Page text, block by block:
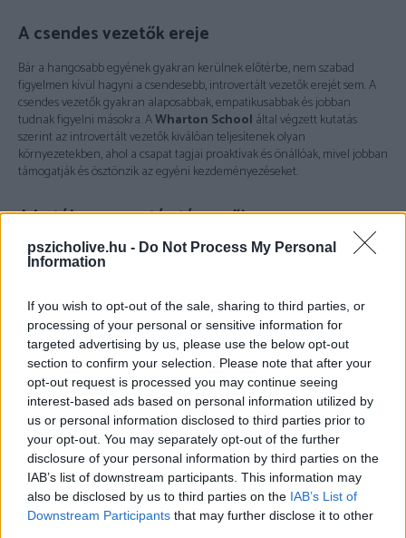
pszicholive.hu - Do Not Process My Personal
Information
If you wish to opt-out of the sale, sharing to third parties, or
processing of your personal or sensitive information for
targeted advertising by us, please use the below opt-out
section to confirm your selection. Please note that after your
opt-out request is processed you may continue seeing
interest-based ads based on personal information utilized by
us or personal information disclosed to third parties prior to
your opt-out. You may separately opt-out of the further
disclosure of your personal information by third parties on the
IAB’s list of downstream participants. This information may
also be disclosed by us to third parties on the IAB’s List of
Downstream Participants that may further disclose it to other
A csendes vezetők ereje
Bár a hangosabb egyének gyakran kerülnek előtérbe, nem szabad
figyelmen kívül hagyni a csendesebb, introvertált vezetők erejét sem. A
csendes vezetők gyakran alaposabbak, empatikusabbak és jobban
tudnak figyelni másokra. AWharton School által végzett kutatás
szerint az introvertált vezetők kiválóan teljesítenek olyan
környezetekben, ahol a csapat tagjai proaktívak és önállóak, mivel jobban
támogatják és ösztönzik az egyéni kezdeményezéseket.
A hatékony vezetés tényezői
A vezetői képességeket nem csupán a hangosság vagy a személyiség
határozza meg. Számos tényező járul hozzá ahhoz, hogy valaki
Empátia és érzelmi intelligencia: A jó vezetők képesek
megérteni és kezelni mások érzelmeit, valamint együttérzéssel
reagálni.
Kommunikációs készségek: A hatékony kommunikáció, amely
magában foglalja az aktív hallgatást és a világos üzenetközvetítést,
kulcsfontosságú a vezetésben.
Döntéshozatali képesség: A vezetőknek képesnek kell lenniük
gyors és megalapozott döntéseket hozni.
Rugalmasság és alkalmazkodóképesség: A változó
körülményekhez való alkalmazkodás képessége elengedhetetlen a
sikeres vezetéshez.